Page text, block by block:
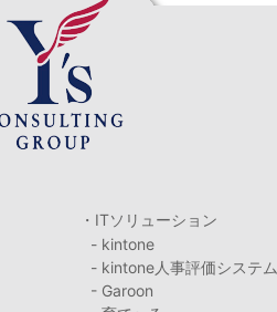
・ITソリューション
- kintone
- kintone人事評価システム
- Garoon